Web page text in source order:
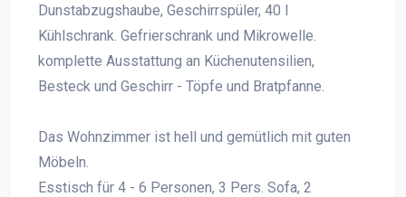
Dunstabzugshaube, Geschirrspüler, 40 l
Kühlschrank. Gefrierschrank und Mikrowelle.
komplette Ausstattung an Küchenutensilien,
Besteck und Geschirr - Töpfe und Bratpfanne.
Das Wohnzimmer ist hell und gemütlich mit guten
Möbeln.
Esstisch für 4 - 6 Personen, 3 Pers. Sofa, 2